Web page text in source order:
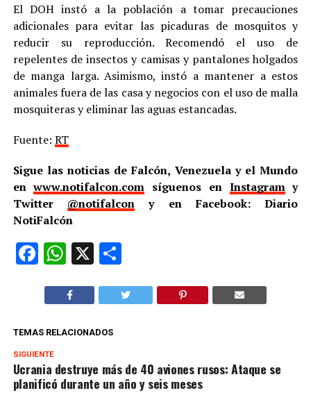
El DOH instó a la población a tomar precauciones
adicionales para evitar las picaduras de mosquitos y
reducir su reproducción. Recomendó el uso de
repelentes de insectos y camisas y pantalones holgados
de manga larga. Asimismo, instó a mantener a estos
animales fuera de las casa y negocios con el uso de malla
mosquiteras y eliminar las aguas estancadas.
Fuente: RT
Sigue las noticias de Falcón, Venezuela y el Mundo
enwww.notifalcon.com síguenos en Instagramy
Twitter @notifalcon y en Facebook: Diario
NotiFalcón
Facebook
WhatsApp
X Compartir
TEMAS RELACIONADOS
SIGUIENTE
Ucrania destruye más de 40 aviones rusos: Ataque se
planificó durante un año y seis meses